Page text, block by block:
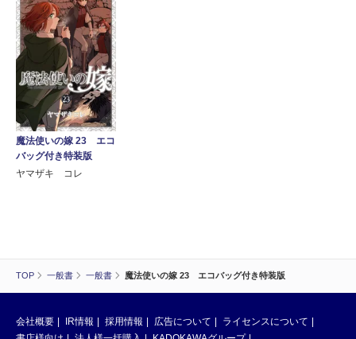
TOP 一般書 一般書 魔法使いの嫁 23 エコバッグ付き特装版
魔法使いの嫁 23 エコ
バッグ付き特装版
ヤマザキ コレ
会社概要 IR情報 採用情報 広告について
ライセンスについて